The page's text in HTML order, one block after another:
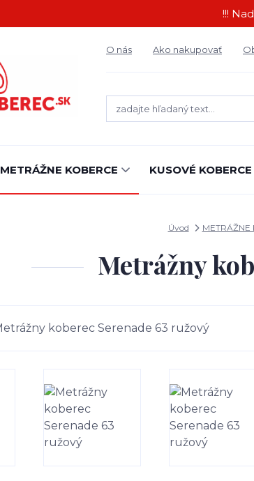
!!!
O nás Ako nakupovať
METRÁŽNE KOBERCE KUSOVÉ KOBERCE
Úvod METRÁŽNE
Metrážny